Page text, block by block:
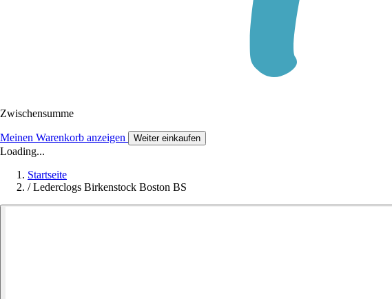
Zwischensumme
Meinen Warenkorb anzeigen Weiter einkaufen
Loading...
Startseite
/ Lederclogs Birkenstock Boston BS